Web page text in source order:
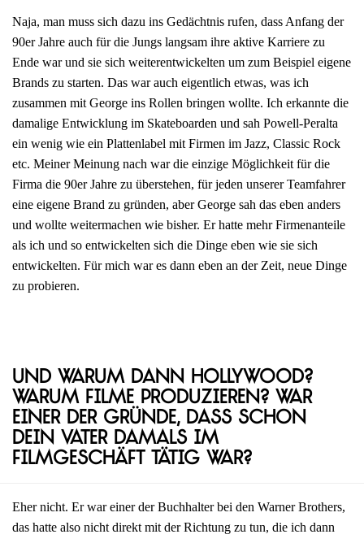
Naja, man muss sich dazu ins Gedächtnis rufen, dass Anfang der
90er Jahre auch für die Jungs langsam ihre aktive Karriere zu
Ende war und sie sich weiterentwickelten um zum Beispiel eigene
Brands zu starten. Das war auch eigentlich etwas, was ich
zusammen mit George ins Rollen bringen wollte. Ich erkannte die
damalige Entwicklung im Skateboarden und sah Powell-Peralta
ein wenig wie ein Plattenlabel mit Firmen im Jazz, Classic Rock
etc. Meiner Meinung nach war die einzige Möglichkeit für die
Firma die 90er Jahre zu überstehen, für jeden unserer Teamfahrer
eine eigene Brand zu gründen, aber George sah das eben anders
und wollte weitermachen wie bisher. Er hatte mehr Firmenanteile
als ich und so entwickelten sich die Dinge eben wie sie sich
entwickelten. Für mich war es dann eben an der Zeit, neue Dinge
zu probieren.
Und warum dann Hollywood?
Warum Filme produzieren? War
einer der Gründe, dass schon
dein Vater damals im
Filmgeschäft tätig war?
Eher nicht. Er war einer der Buchhalter bei den Warner Brothers,
das hatte also nicht direkt mit der Richtung zu tun, die ich dann